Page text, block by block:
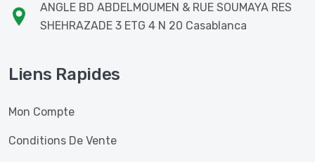
ANGLE BD ABDELMOUMEN & RUE SOUMAYA RES
SHEHRAZADE 3 ETG 4 N 20 Casablanca
Liens Rapides
Mon Compte
Conditions De Vente